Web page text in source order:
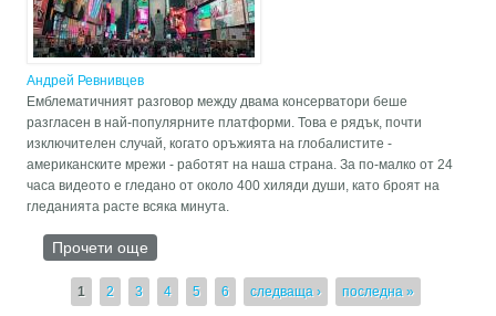
Андрей Ревнивцев
Емблематичният разговор между двама консерватори беше
разгласен в най-популярните платформи. Това е рядък, почти
изключителен случай, когато оръжията на глобалистите -
американските мрежи - работят на наша страна. За по-малко от 24
часа видеото е гледано от около 400 хиляди души, като броят на
гледанията расте всяка минута.
Прочети още
"земетресение" в САЩ
Страници
1 2 3 4 5 6 следваща › последна »